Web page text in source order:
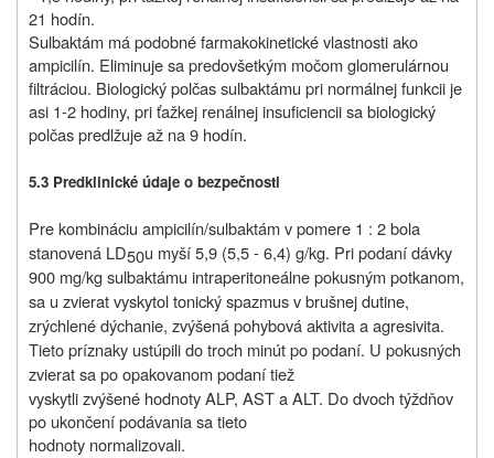
21 hodín.
Sulbaktám má podobné farmakokinetické vlastnosti ako
ampicilín. Eliminuje sa predovšetkým močom glomerulárnou
filtráciou. Biologický polčas sulbaktámu pri normálnej funkcii je
asi 1-2 hodiny, pri ťažkej renálnej insuficiencii sa biologický
polčas predlžuje až na 9 hodín.
5.3 Predklinické údaje o bezpečnosti
Pre kombináciu ampicilín/sulbaktám v pomere 1 : 2 bola
stanovená LD50u myší 5,9 (5,5 - 6,4) g/kg. Pri podaní dávky
900 mg/kg sulbaktámu intraperitoneálne pokusným potkanom,
sa u zvierat vyskytol tonický spazmus v brušnej dutine,
zrýchlené dýchanie, zvýšená pohybová aktivita a agresivita.
Tieto príznaky ustúpili do troch minút po podaní. U pokusných
zvierat sa po opakovanom podaní tiež
vyskytli zvýšené hodnoty ALP, AST a ALT. Do dvoch týždňov
po ukončení podávania sa tieto
hodnoty normalizovali.